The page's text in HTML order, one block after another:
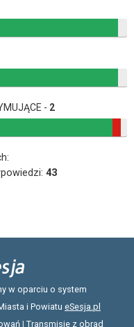
- 2
43
w oparciu o system
i Powiatu eSesja.pl
| Transmisje z obrad